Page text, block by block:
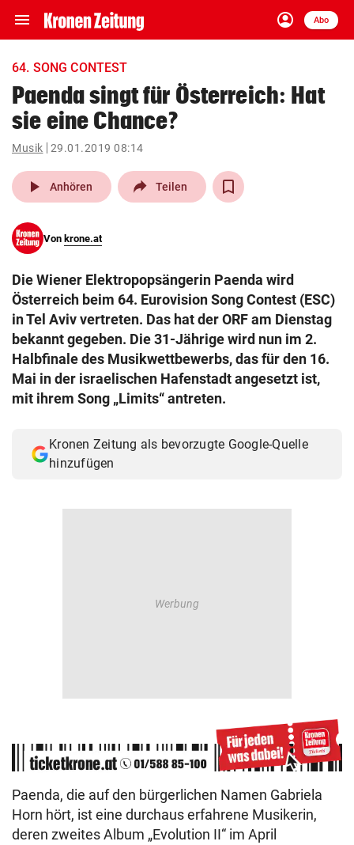
menu Navigation
ein-/ausklappen
account_circle
Anmelden
Abo
close Schließen
account_circle Anmelden
pin_drop
Wien arrow_right
search
eingeben
Muthgasse 2, 1190 Wien
64. SONG CONTEST
Paenda singt für Österreich: Hat
sie eine Chance?
Musik 29.01.2019 08:14
play_arrow Anhören Teilen
Von krone.at
Die Wiener Elektropopsängerin Paenda wird
Österreich beim 64. Eurovision Song Contest (ESC)
in Tel Aviv vertreten. Das hat der ORF am Dienstag
bekannt gegeben. Die 31-Jährige wird nun im 2.
Halbfinale des Musikwettbewerbs, das für den 16.
Mai in der israelischen Hafenstadt angesetzt ist,
mit ihrem Song „Limits“ antreten.
Kronen Zeitung als bevorzugte Google-Quelle
hinzufügen
Paenda, die auf den bürgerlichen Namen Gabriela
Horn hört, ist eine durchaus erfahrene Musikerin,
deren zweites Album „Evolution II“ im April